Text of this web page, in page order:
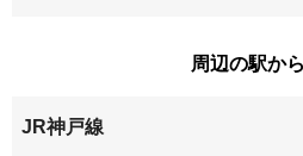
上ノ島町
周辺の駅か
JR神戸線